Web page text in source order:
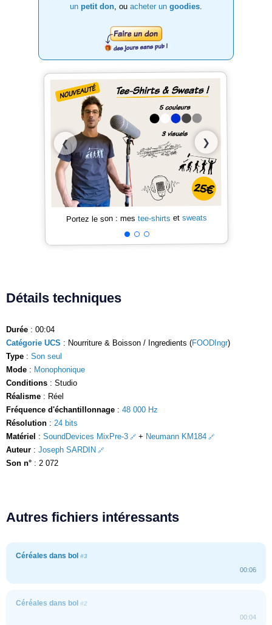
un petit don , ou acheter un goodies
❮ ❯
Portez le son : mes tee-shirts et sweats
Détails techniques
Durée : 00:04
Catégorie UCS : Nourriture & Boisson / Ingredients (FOODIngr)
Type : Son seul
Mode : Monophonique
Conditions : Studio
Réalisme : Réel
Fréquence d'échantillonnage : 48 000 Hz
Résolution : 24 bits
Matériel : SoundDevices MixPre-3 + Neumann KM184
Auteur : Joseph SARDIN
Son n° : 2 072
Autres fichiers intéressants
Céréales dans bol #3
00:06
Céréales dans bol #2
00:04